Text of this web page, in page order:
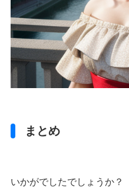
まとめ
いかがでしたでしょうか？